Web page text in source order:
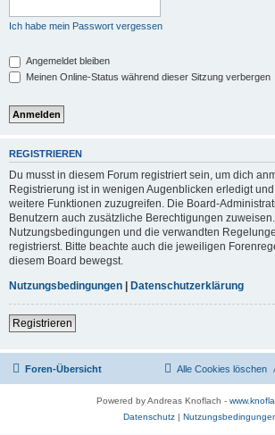
Ich habe mein Passwort vergessen
Angemeldet bleiben
Meinen Online-Status während dieser Sitzung verbergen
REGISTRIEREN
Du musst in diesem Forum registriert sein, um dich
Registrierung ist in wenigen Augenblicken erledigt
weitere Funktionen zuzugreifen. Die Board-
Benutzern auch zusätzliche Berechtigungen
Nutzungsbedingungen und die verwandten
registrierst. Bitte beachte auch die jeweiligen
diesem Board bewegst.
Nutzungsbedingungen | Datenschutzerklärung
Registrieren
Foren-Übersicht Alle Cookies löschen
Powered by Andreas Knoflach -
Datenschutz|